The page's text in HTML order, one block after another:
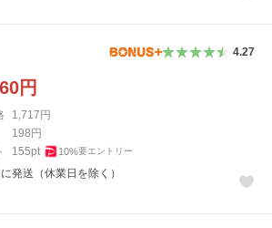
4.27
円
1,717 円
198 円
155pt 10%要エントリー
発送（休業日を除く）